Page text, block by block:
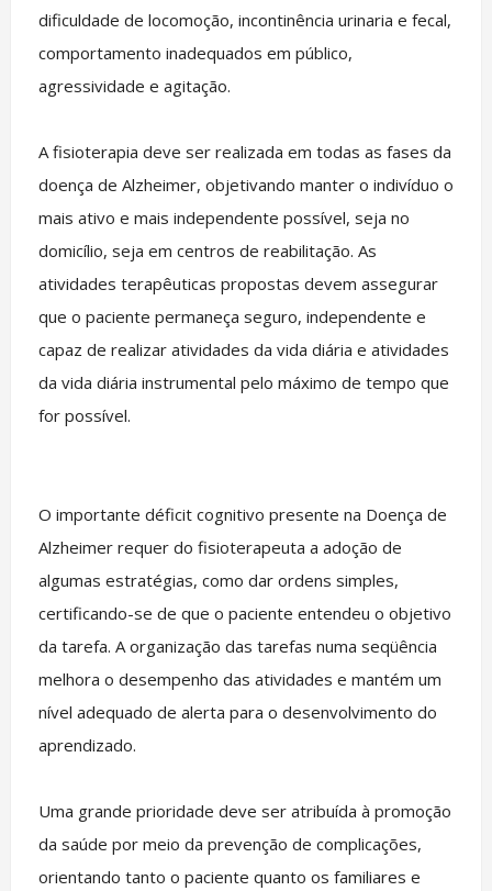
dificuldade de locomoção, incontinência urinaria e fecal,
comportamento inadequados em público,
agressividade e agitação.
A fisioterapia deve ser realizada em todas as fases da
doença de Alzheimer, objetivando manter o indivíduo o
mais ativo e mais independente possível, seja no
domicílio, seja em centros de reabilitação. As
atividades terapêuticas propostas devem assegurar
que o paciente permaneça seguro, independente e
capaz de realizar atividades da vida diária e atividades
da vida diária instrumental pelo máximo de tempo que
for possível.
O importante déficit cognitivo presente na Doença de
Alzheimer requer do fisioterapeuta a adoção de
algumas estratégias, como dar ordens simples,
certificando-se de que o paciente entendeu o objetivo
da tarefa. A organização das tarefas numa seqüência
melhora o desempenho das atividades e mantém um
nível adequado de alerta para o desenvolvimento do
aprendizado.
Uma grande prioridade deve ser atribuída à promoção
da saúde por meio da prevenção de complicações,
orientando tanto o paciente quanto os familiares e